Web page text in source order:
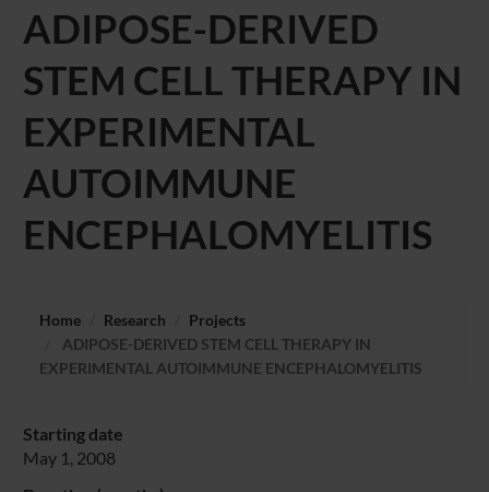
ADIPOSE-DERIVED
STEM CELL THERAPY IN
EXPERIMENTAL
AUTOIMMUNE
ENCEPHALOMYELITIS
Home Research
Projects
ADIPOSE-DERIVED STEM CELL THERAPY IN
EXPERIMENTAL AUTOIMMUNE ENCEPHALOMYELITIS
Starting date
May 1, 2008